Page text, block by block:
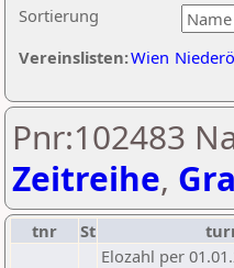
Sortierung
Vereinslisten:Wien
Pnr:102483
Zeitreihe,
tnr St
Elozahl per